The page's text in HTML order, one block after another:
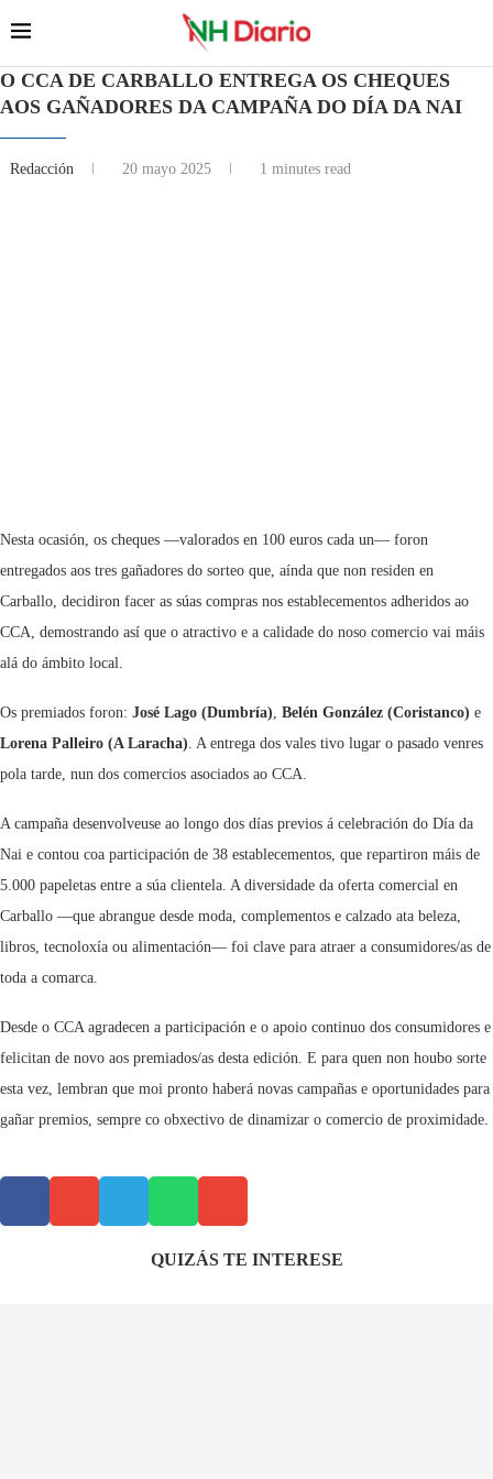
O CCA DE CARBALLO ENTREGA OS CHEQUES
AOS GAÑADORES DA CAMPAÑA DO DÍA DA NAI
Redacción 20 mayo 2025 1 minutes read
Nesta ocasión, os cheques —valorados en 100 euros cada un— foron
entregados aos tres gañadores do sorteo que, aínda que non residen en
Carballo, decidiron facer as súas compras nos establecementos adheridos ao
CCA, demostrando así que o atractivo e a calidade do noso comercio vai máis
alá do ámbito local.
Os premiados foron: José Lago (Dumbría) Belén González (Coristanco) e
Lorena Palleiro (A Laracha) . A entrega dos vales tivo lugar o pasado venres
pola tarde, nun dos comercios asociados ao CCA.
A campaña desenvolveuse ao longo dos días previos á celebración do Día da
Nai e contou coa participación de 38 establecementos, que repartiron máis de
5.000 papeletas entre a súa clientela. A diversidade da oferta comercial en
Carballo —que abrangue desde moda, complementos e calzado ata beleza,
libros, tecnoloxía ou alimentación— foi clave para atraer a consumidores/as de
toda a comarca.
Desde o CCA agradecen a participación e o apoio continuo dos consumidores e
felicitan de novo aos premiados/as desta edición. E para quen non houbo sorte
esta vez, lembran que moi pronto haberá novas campañas e oportunidades para
gañar premios, sempre co obxectivo de dinamizar o comercio de proximidade.
QUIZÁS TE INTERESE